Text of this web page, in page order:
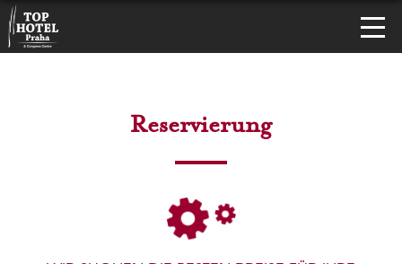
Reservierung